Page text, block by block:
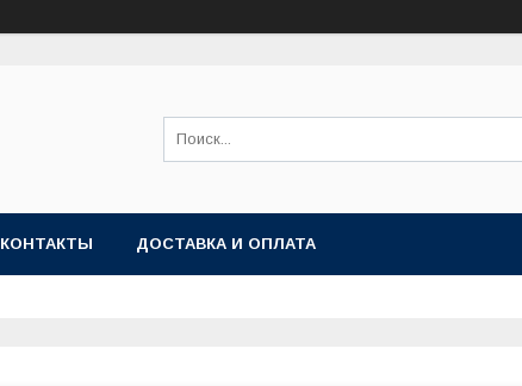
КОНТАКТЫ ДОСТАВКА И ОПЛАТА